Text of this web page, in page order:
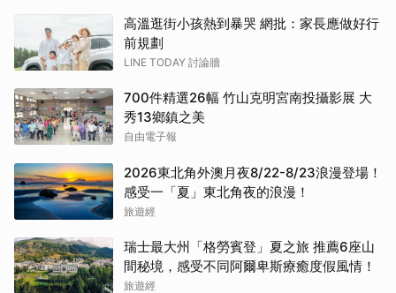
高溫逛街小孩熱到暴哭 網批：家長應做好行
前規劃
LINE TODAY 討論牆
700件精選26幅 竹山克明宮南投攝影展 大
秀13鄉鎮之美
自由電子報
2026東北角外澳月夜8/22-8/23浪漫登場！
感受一「夏」東北角夜的浪漫！
旅遊經
瑞士最大州「格勞賓登」夏之旅 推薦6座山
間秘境，感受不同阿爾卑斯療癒度假風情！
旅遊經